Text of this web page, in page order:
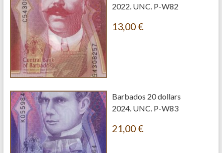
2022. UNC. P-W82
13,00€
Barbados 20 dollars
2024. UNC. P-W83
21,00€